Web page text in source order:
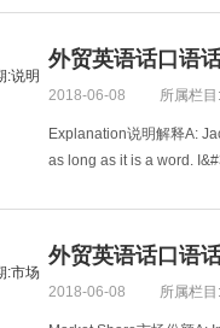
外贸英语话口语
2018-06-08 所属栏目:
Explanation说明解释A:
as long as it is a word.
外贸英语话口语
2018-06-08 所属栏目: